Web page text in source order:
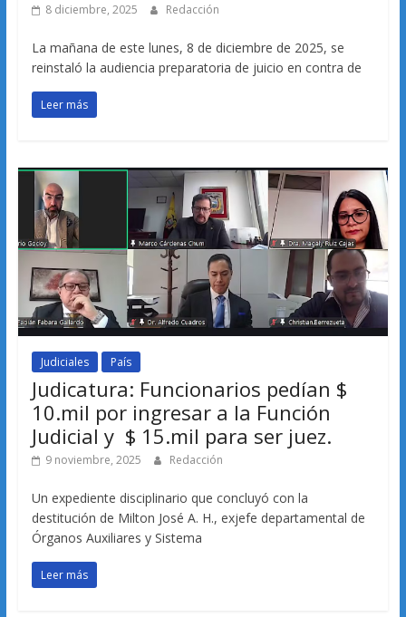
8 diciembre, 2025 Redacción
La mañana de este lunes, 8 de diciembre de 2025, se
reinstaló la audiencia preparatoria de juicio en contra de
Leer más
Judiciales País
Judicatura: Funcionarios pedían $
10.mil por ingresar a la Función
Judicial y $ 15.mil para ser juez.
9 noviembre, 2025 Redacción
Un expediente disciplinario que concluyó con la
destitución de Milton José A. H., exjefe departamental de
Órganos Auxiliares y Sistema
Leer más